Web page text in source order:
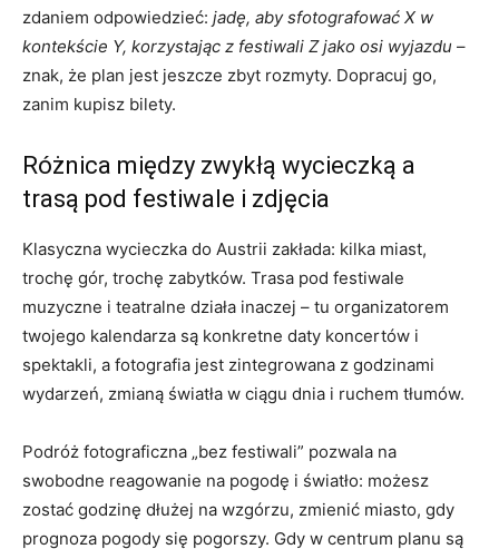
zdaniem odpowiedzieć: jadę, aby sfotografować X w
kontekście Y, korzystając z festiwali Z jako osi wyjazdu –
znak, że plan jest jeszcze zbyt rozmyty. Dopracuj go,
zanim kupisz bilety.
Różnica między zwykłą wycieczką a
trasą pod festiwale i zdjęcia
Klasyczna wycieczka do Austrii zakłada: kilka miast,
trochę gór, trochę zabytków. Trasa pod festiwale
muzyczne i teatralne działa inaczej – tu organizatorem
twojego kalendarza są konkretne daty koncertów i
spektakli, a fotografia jest zintegrowana z godzinami
wydarzeń, zmianą światła w ciągu dnia i ruchem tłumów.
Podróż fotograficzna „bez festiwali” pozwala na
swobodne reagowanie na pogodę i światło: możesz
zostać godzinę dłużej na wzgórzu, zmienić miasto, gdy
prognoza pogody się pogorszy. Gdy w centrum planu są